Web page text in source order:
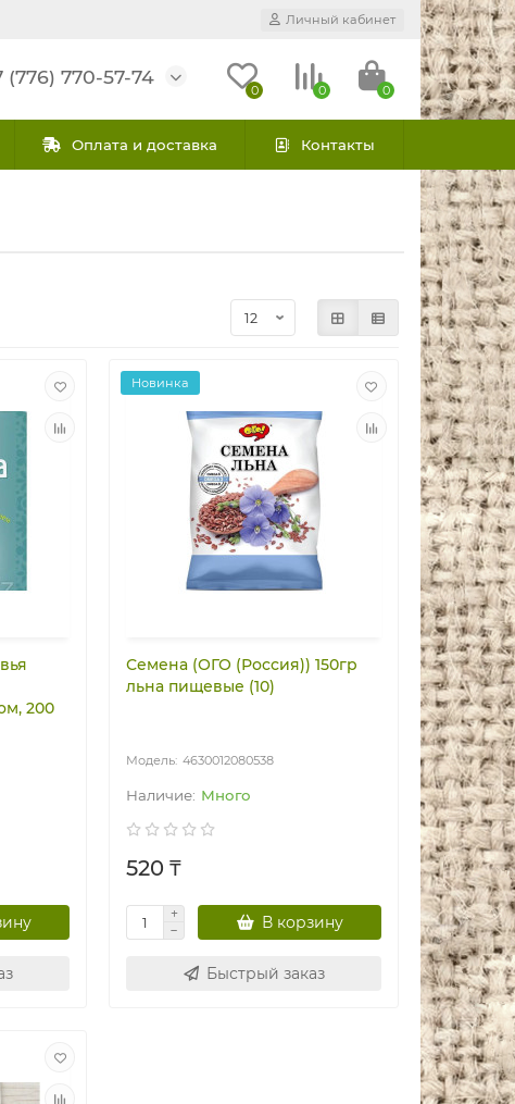
Личный кабинет
(776) 770-57-74
0 0 0
Оплата и доставка Контакты
200
Новинка
Семена (ОГО (Россия)) 150гр
льна пищевые (10)
4630012080538
Много
520 ₸
В корзину
Быстрый заказ